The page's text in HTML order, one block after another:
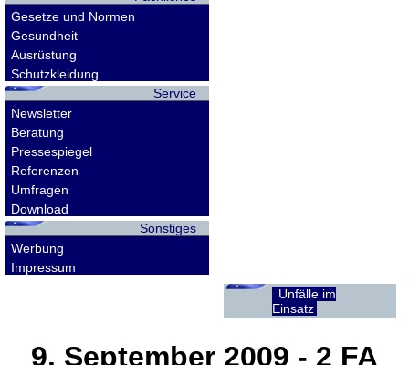
Gesetze und Normen
Gesundheit
Ausrüstung
Schutzkleidung
Service
Newsletter
Beratung
Pressespiegel
Referenzen
Umfragen
Download
Sonstiges
Werbung
Impressum
Unfälle im
Einsatz
9. September 2009 - 2 FA